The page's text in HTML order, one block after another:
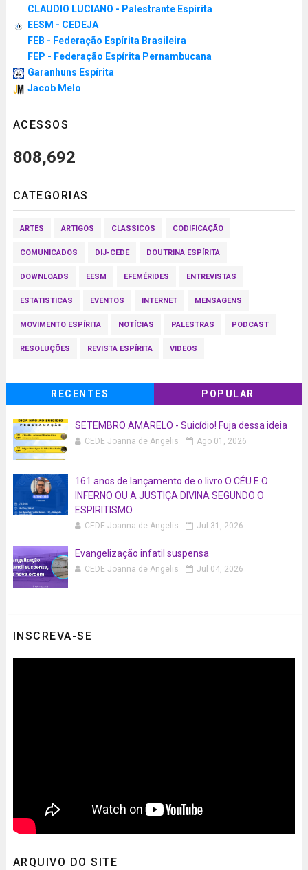
CLAUDIO LUCIANO - Palestrante Espírita
EESM - CEDEJA
FEB - Federação Espírita Brasileira
FEP - Federação Espírita Pernambucana
Garanhuns Espírita
Jacob Melo
ACESSOS
808,692
CATEGORIAS
ARTES ARTIGOS CLASSICOS CODIFICAÇÃO
COMUNICADOS DIJ-CEDE DOUTRINA ESPÍRITA
DOWNLOADS EESM EFEMÉRIDES ENTREVISTAS
ESTATISTICAS EVENTOS INTERNET MENSAGENS
MOVIMENTO ESPÍRITA NOTÍCIAS PALESTRAS PODCAST
RESOLUÇÕES REVISTA ESPÍRITA VIDEOS
RECENTES POPULAR
SETEMBRO AMARELO - Suicídio! Fuja dessa ideia
CEDE Joanna de Angelis Ago 01, 2026
161 anos de lançamento de o livro O CÉU E O
INFERNO OU A JUSTIÇA DIVINA SEGUNDO O
ESPIRITISMO
CEDE Joanna de Angelis Jul 31, 2026
Evangelização infatil suspensa
CEDE Joanna de Angelis Jul 04, 2026
INSCREVA-SE
ARQUIVO DO SITE